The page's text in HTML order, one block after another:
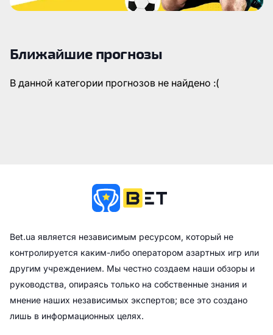
Ближайшие прогнозы
В данной категории прогнозов не найдено :(
Bet.ua является независимым ресурсом, который не
контролируется каким-либо оператором азартных игр или
другим учреждением. Мы честно создаем наши обзоры и
руководства, опираясь только на собственные знания и
мнение наших независимых экспертов; все это создано
лишь в информационных целях.